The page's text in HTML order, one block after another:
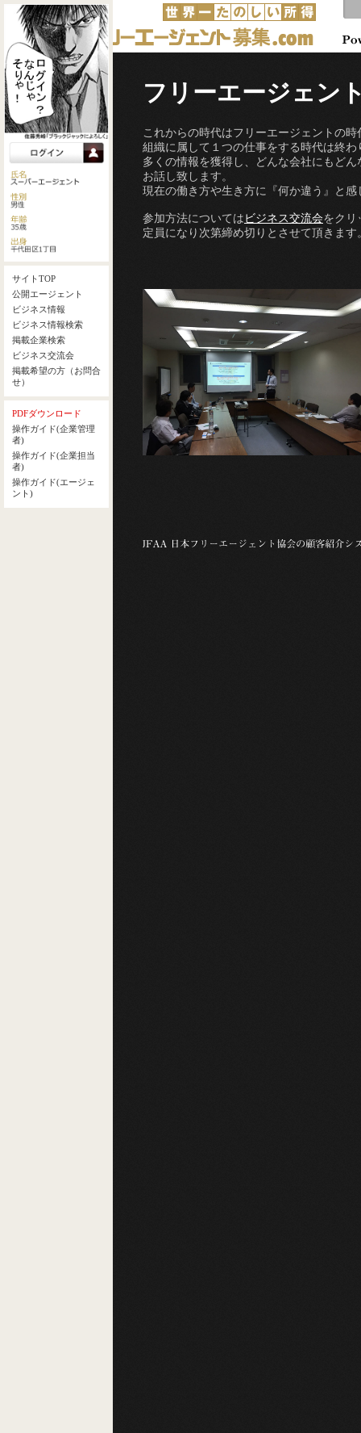
フリーエージェン
これからの時代はフリーエージェントの時
組織に属して１つの仕事をする時代は終わ
多くの情報を獲得し、どんな会社にもど
お話し致します。
現在の働き方や生き方に『何か違う』と
参加方法については ビジネス交流会をクリ
定員になり次第締め切りとさせて頂きます